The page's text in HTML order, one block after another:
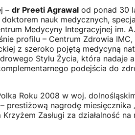
– dr Preeti Agrawalod ponad 30
nauk medycznych,
Medycyny Integracyjnej im.
profilu – Centrum Zdrowia
z szeroko pojętą medycyną
Stylu Życia, która nadaje
podejścia do
Roku 2008 w woj.
prestiżową nagrodę miesięcznika
Zasługi za działalność